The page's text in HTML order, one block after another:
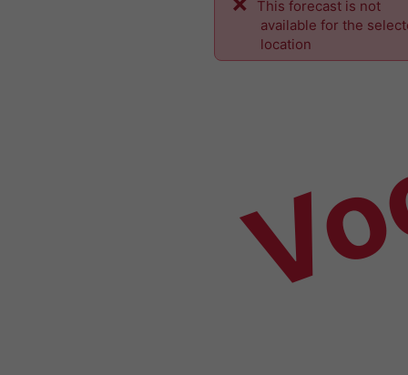
This forecast is not
available for the
location